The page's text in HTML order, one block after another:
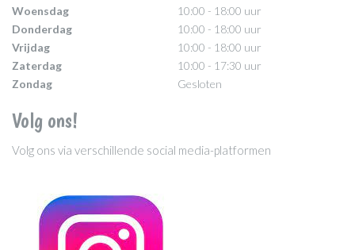
Woensdag
10:00 - 18:00 uur
Donderdag
10:00 - 18:00 uur
Vrijdag
10:00 - 18:00 uur
Zaterdag
10:00 - 17:30 uur
Zondag
Gesloten
Volg ons!
Volg ons via verschillende social media-platformen